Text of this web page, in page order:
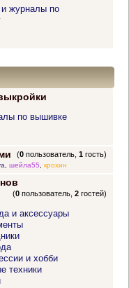
и журналы по
по вышивке
(0 пользователь,1 гость)
, шейла55, крохин
(0 пользователь,2 гостей)
и аксессуары
и хобби
техники